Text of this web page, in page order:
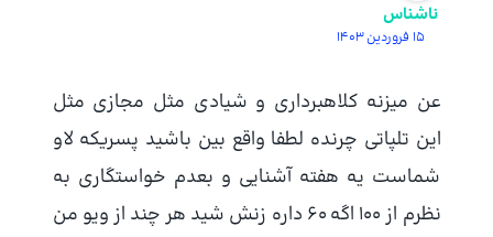
ناشناس
15 فروردین 1403
عن میزنه کلاهبرداری و شیادی مثل مجازی مثل
این تلپاتی چرنده لطفا واقع بین باشید پسریکه لاو
شماست یه هفته آشنایی و بعدم خواستگاری به
نظرم از 100 اگه 60 داره زنش شید هر چند از ویو من